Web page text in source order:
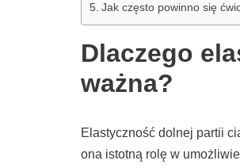
Jak często powinno się
Dlaczego
ważna?
Elastyczność dolnej partii
ona istotną rolę w